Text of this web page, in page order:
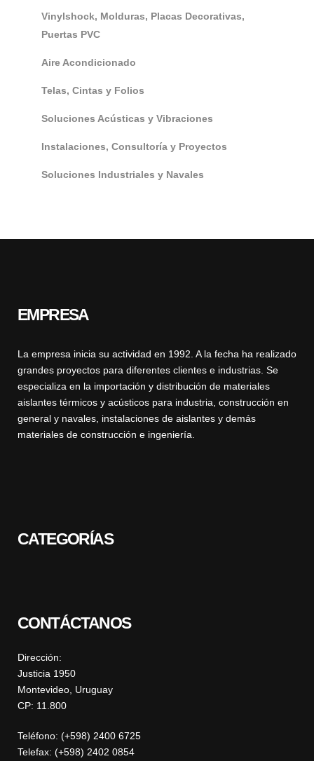
Vinylshock, Molduras, Placas Decorativas,
Puertas PVC
Aire Acondicionado
Telas, Cintas y Folios
Soluciones Acústicas y Vibraciones
Instalaciones, Consultoría y Proyectos
Soluciones Industriales y Navales
EMPRESA
La empresa inicia su actividad en 1992. A la fecha ha realizado
grandes proyectos para diferentes clientes e industrias. Se
especializa en la importación y distribución de materiales
aislantes térmicos y acústicos para industria, construcción en
general y navales, instalaciones de aislantes y demás
materiales de construcción e ingeniería.
CATEGORÍAS
CONTÁCTANOS
Dirección:
Justicia 1950
Montevideo, Uruguay
CP: 11.800
Teléfono: (+598) 2400 6725
Telefax: (+598) 2402 0854